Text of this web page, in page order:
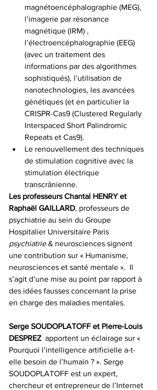
magnétoencéphalographie (MEG),
l’imagerie par résonance
magnétique (IRM) ,
l’électroencéphalographie (EEG)
(avec un traitement des
informations par des algorithmes
sophistiqués), l’utilisation de
nanotechnologies, les avancées
génétiques (et en particulier la
CRISPR-Cas9 (Clustered Regularly
Interspaced Short Palindromic
Repeats et Cas9).
Le renouvellement des techniques
de stimulation cognitive avec la
stimulation électrique
transcrânienne.
Les professeurs Chantal HENRY et
Raphaël GAILLARD, professeurs de
psychiatrie au sein du Groupe
Hospitalier Universitaire Paris
psychiatrie & neurosciences signent
une contribution sur « Humanisme,
neurosciences et santé mentale ».  Il
s’agit d’une mise au point par rapport à
des idées fausses concernant la prise
en charge des maladies mentales.
Serge SOUDOPLATOFF et Pierre-Louis
DESPREZ
  apportent un éclairage sur «
Pourquoi l’intelligence artificielle a-t-
elle besoin de l’humain ? ». Serge
SOUDOPLATOFF est un expert,
chercheur et entrepreneur de l’Internet